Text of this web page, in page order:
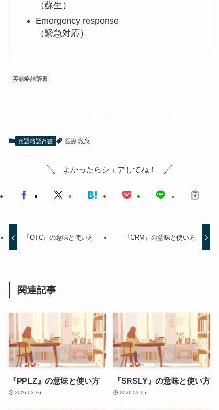
（蘇生）
Emergency response
（緊急対応）
英語略語辞書
英語略語辞書 医療 救急
よかったらシェアしてね！
『OTC』の意味と使い方 『CRM』の意味と使い方
関連記事
『PPLZ』の意味と使い方
2026-03-16
『SRSLY』の意味と使い方
2026-03-15